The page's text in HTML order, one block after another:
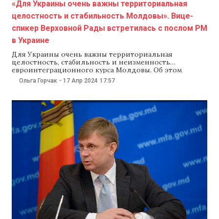
«Для Украины очень важны территориальная
целостность и стабильность Молдовы». Вице-
спикер Верховной Рады встретилась с послом РМ
в Украине
Для Украины очень важны территориальная
целостность, стабильность и неизменность
евроинтеграционного курса Молдовы. Об этом
сказала вице-спикер Верховной Рады Украины Елена
Кондратюк на встрече с послом Молдовы в Украине
обсудил с украинским вице-спикером подготовку к
проведению референдума о вступлении Молдовы в
Евросоюз осенью этого года.
Ольга Горчак - 17 Апр 2024 17:57